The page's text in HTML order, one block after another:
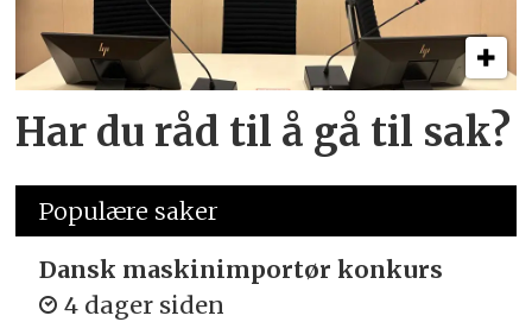
Har du råd til å gå til sak?
Populære saker
Dansk maskinimportør konkurs
4 dager siden